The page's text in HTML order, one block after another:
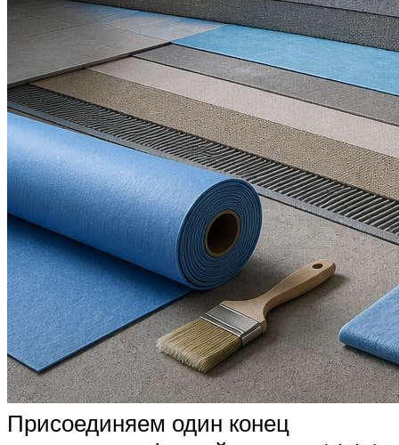
Присоединяем один конец